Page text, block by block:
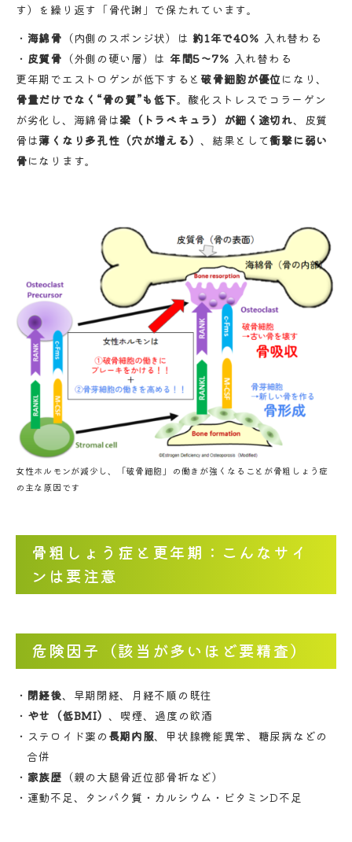
す）を繰り返す「骨代謝」で保たれています。
海綿骨 （内側のスポンジ状）は 約1年で40％ 入れ替わる
皮質骨 （外側の硬い層）は 年間5〜7％ 入れ替わる
更年期でエストロゲンが低下すると 破骨細胞が優位 になり、
骨量だけでなく“骨の質”も低下。酸化ストレスでコラーゲン
が劣化し、海綿骨は梁（トラベキュラ）が細く途切れ、皮質
骨は薄くなり多孔性（穴が増える）、結果として衝撃に弱い
骨になります。
女性ホルモンが減少し、「破骨細胞」の働きが強くなることが骨粗しょう症
の主な原因です
骨粗しょう症と更年期：こんなサイ
ンは要注意
危険因子（該当が多いほど要精査）
閉経後、早期閉経、月経不順の既往
やせ（低BMI）、喫煙、過度の飲酒
ステロイド薬の 長期内服、甲状腺機能異常、糖尿病などの
合併
家族歴 （親の大腿骨近位部骨折など）
運動不足、タンパク質・カルシウム・ビタミンD不足